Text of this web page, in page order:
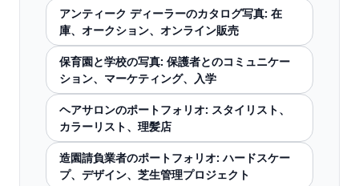
アンティーク ディーラーのカタログ写真: 在
庫、オークション、オンライン販売
保育園と学校の写真: 保護者とのコミュニケー
ション、マーケティング、入学
ヘアサロンのポートフォリオ: スタイリスト、
カラーリスト、理髪店
造園請負業者のポートフォリオ: ハードスケー
プ、デザイン、芝生管理プロジェクト